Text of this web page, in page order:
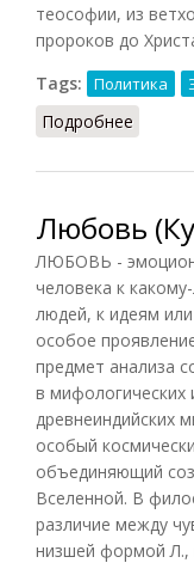
теософии, из
пророков до
Tags:
Политика
Подробнее
Любовь
ЛЮБОВЬ -
человека к
людей, к идеям
особое
предмет анализа
в мифологических
древнеиндийских
особый
объединяющий
Вселенной. В
различие между
низшей формой Л.,